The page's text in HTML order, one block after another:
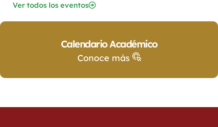
Ver todos los eventos
Calendario Académico
Conoce más